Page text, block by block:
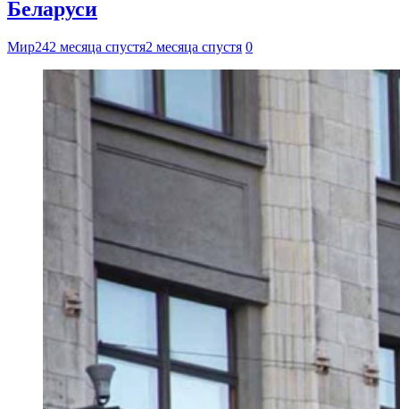
Беларуси
Мир242 месяца спустя2 месяца спустя 0